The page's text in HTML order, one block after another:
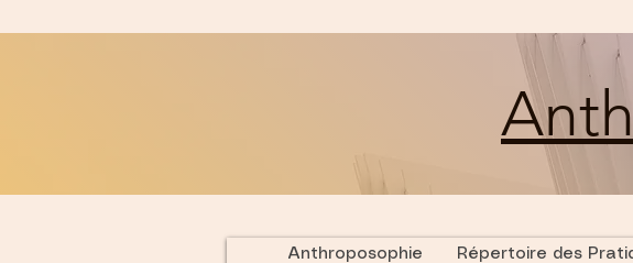
Anthroposophie Répertoire des